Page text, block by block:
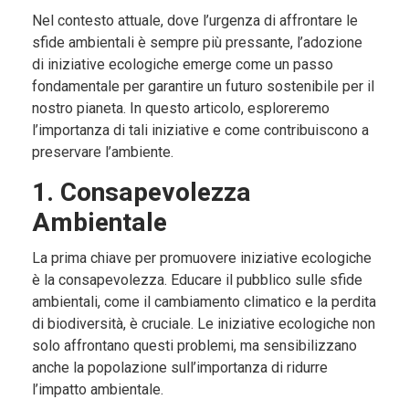
Nel contesto attuale, dove l’urgenza di affrontare le
sfide ambientali è sempre più pressante, l’adozione
di iniziative ecologiche emerge come un passo
fondamentale per garantire un futuro sostenibile per il
nostro pianeta. In questo articolo, esploreremo
l’importanza di tali iniziative e come contribuiscono a
preservare l’ambiente.
1. Consapevolezza
Ambientale
La prima chiave per promuovere iniziative ecologiche
è la consapevolezza. Educare il pubblico sulle sfide
ambientali, come il cambiamento climatico e la perdita
di biodiversità, è cruciale. Le iniziative ecologiche non
solo affrontano questi problemi, ma sensibilizzano
anche la popolazione sull’importanza di ridurre
l’impatto ambientale.